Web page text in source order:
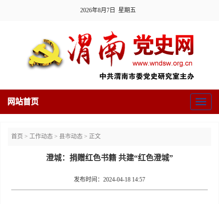
2026年8月7日 星期五
Toggle
网站首页
首页 > 工作动态 > 县市动态 > 正文
澄城：捐赠红色书籍 共建“红色澄城”
发布时间：2024-04-18 14:57